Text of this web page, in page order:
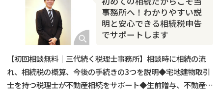
相続トラブル
事務所へ！わかりやすい説
明と安心できる相続税申告
でサポートします
【初回相談無料｜三代続く税理士事務所】相談時に相続の流
れ、相続税の概算、今後の手続きの3つを説明◆宅地建物取引
士を持つ税理士が不動産相続をサポート◆生前贈与、不動産活